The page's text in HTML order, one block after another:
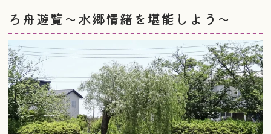
ろ舟遊覧～水郷情緒を堪能しよう～